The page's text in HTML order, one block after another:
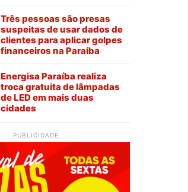
Três pessoas são presas
suspeitas de usar dados de
clientes para aplicar golpes
financeiros na Paraíba
Energisa Paraíba realiza
troca gratuita de lâmpadas
de LED em mais duas
cidades
PUBLICIDADE